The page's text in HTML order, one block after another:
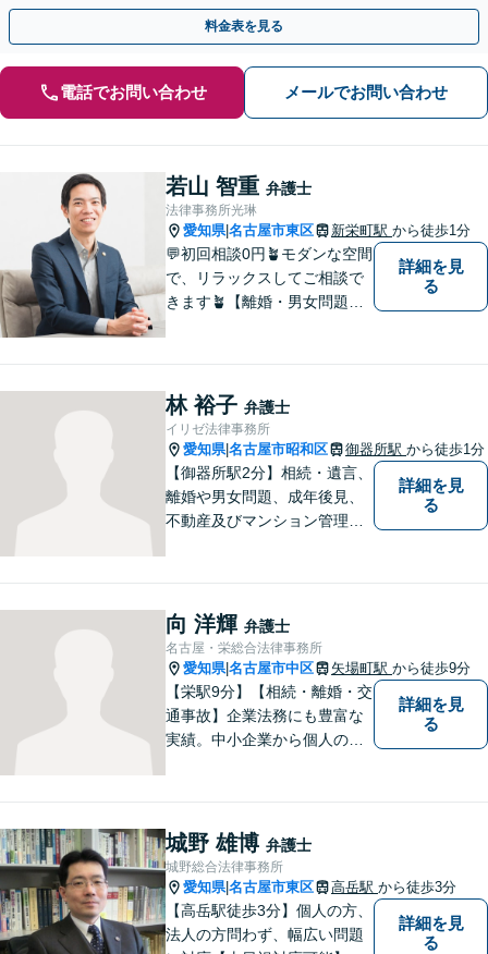
料請求】【財産分与】親権などもご相談ください。
料金表を見る
電話でお問い合わせ メールでお問い合わせ
若山 智重 弁護士
法律事務所光琳
愛知県|名古屋市東区 新栄町駅 から徒歩1分
💬初回相談0円🪴モダンな空間
で、リラックスしてご相談で
きます🪴【離婚・男女問題】
ご相談ください。明るい未来
に向け一緒に歩んでいきまし
ょう【相続の相談にも対応】
詳細を見
る
林 裕子 弁護士
イリゼ法律事務所
愛知県|名古屋市昭和区 御器所駅 から徒歩1分
【御器所駅2分】相続・遺言、
離婚や男女問題、成年後見、
不動産及びマンション管理な
い、丁寧な説明と迅速な対応
を心がけております。【完全
個室】【法テラス利用可】
詳細を見
る
向 洋輝 弁護士
名古屋・栄総合法律事務所
愛知県|名古屋市中区 矢場町駅 から徒歩9分
【栄駅9分】【相続・離婚・交
通事故】企業法務にも豊富な
実績。中小企業から個人の方
お困りのことがございました
ら、まずはお気軽にご相談く
ださい。
詳細を見
る
城野 雄博 弁護士
城野総合法律事務所
愛知県|名古屋市東区 高岳駅 から徒歩3分
【高岳駅徒歩3分】個人の方、
法人の方問わず、幅広い問題
詳細を見
る